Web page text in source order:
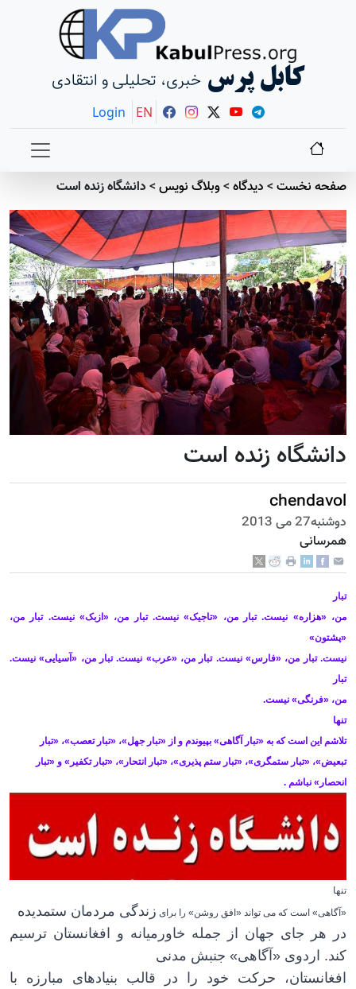
کابل پرس خبری، تحلیلی و انتقادی
Login EN
صفحه نخست> دیدگاه>وبلاگ نویس> دانشگاه زنده است
دانشگاه زنده است
chendavol
دوشنبه27 می 2013
همرسانی
تبار
من، «هزاره» نیست. تبار من، «تاجیک» نیست. تبار من، «ازبک» نیست. تبار من،
«پشتون»
نیست. تبار من، «فارس» نیست. تبار من، «عرب» نیست. تبار من، «آسیایی» نیست.
تبار
من، «فرنگی» نیست.
تنها
تلاشم این است که به «تبار آگاهی» بپیوندم و از «تبار جهل»، «تبار تعصب»، «تبار
تبعیض»، «تبار ستمگری»، «تبار ستم پذیری»، «تبار انتحار»، «تبار تکفیر» و «تبار
انحصار» نباشم .
تنها
«آگاهی» است که می تواند «افق روشن» را برای زندگی مردمان ستمدیده
در هر جای جهان از جمله خاورمیانه و افغانستان ترسیم
کند. اردوی «آگاهی» جنبش مدنی
افغانستان، حرکت خود را در قالب بنیادهای مبارزه با